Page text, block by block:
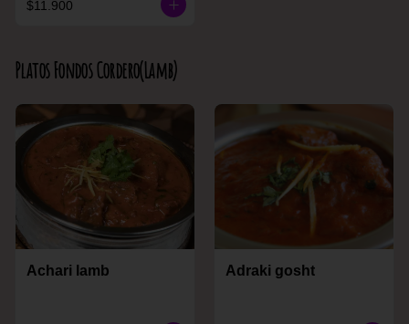
$11.900
Platos Fondos Cordero(Lamb)
Achari lamb Adraki gosht